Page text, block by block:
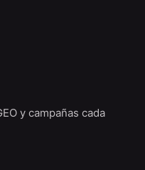
y campañas cada